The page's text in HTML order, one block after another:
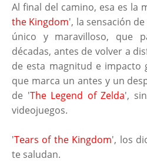
Al final del camino, esa es la
the Kingdom', la sensación
único y maravilloso, que
décadas, antes de volver a
de esta magnitud e impacto
que marca un antes y un
de 'The Legend of Zelda',
videojuegos.
'Tears of the Kingdom', los
te saludan.